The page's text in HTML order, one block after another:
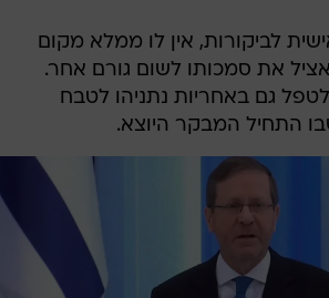
לביקורות, אין לו ממלא מקום
את סמכותו לשום גורם אחר.
גם באחריות נתניהו לטבח